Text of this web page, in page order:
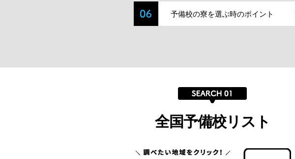
予備校の寮を選ぶ時のポイント
全国予備校リスト